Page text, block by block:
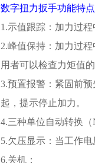
数字扭力扳手功能特点
1.示值跟踪：加力过
2.峰值保持：加力过
用者可以检查力矩值
3.预置报警：紧固前
起，提示停止加力。
4.三种单位自动转换（
5.欠压显示：当工作
6.关机：